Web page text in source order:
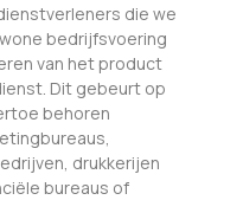
die we
bedrijfsvoering
van het product
Dit gebeurt op
behoren
drukkerijen
bureaus of